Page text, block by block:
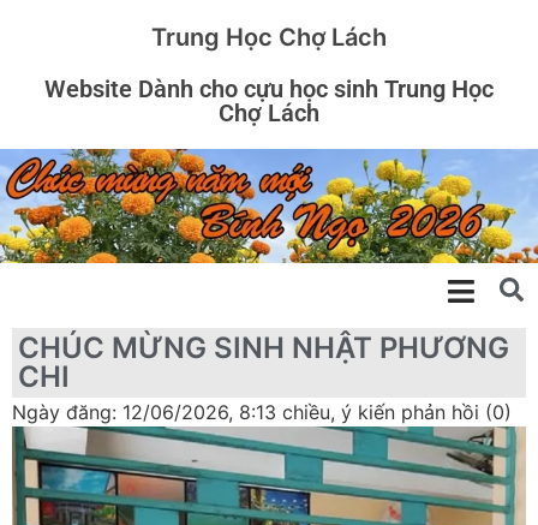
Trung Học Chợ Lách
Website Dành cho cựu học sinh Trung Học
Chợ Lách
CHÚC MỪNG SINH NHẬT PHƯƠNG
CHI
Ngày đăng: 12/06/2026, 8:13 chiều, ý kiến phản hồi (0)